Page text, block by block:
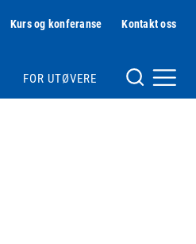
Kurs og konferanse Kontakt oss
FOR UTØVERE